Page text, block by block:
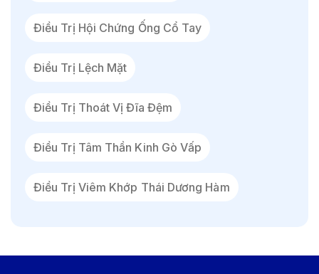
Điều Trị Hội Chứng Ống Cổ Tay
Điều Trị Lệch Mặt
Điều Trị Thoát Vị Đĩa Đệm
Điều Trị Tâm Thần Kinh Gò Vấp
Điều Trị Viêm Khớp Thái Dương Hàm